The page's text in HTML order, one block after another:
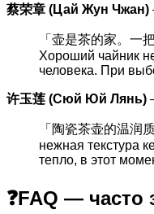
蔡荣章 (Цай Жун Чжан)
「壶是茶的家。
Хороший чайник
человека. При
许玉莲 (Сюй Юй Лянь)
「陶瓷茶壶的温润
нежная текстура
тепло, в этот
❓FAQ —